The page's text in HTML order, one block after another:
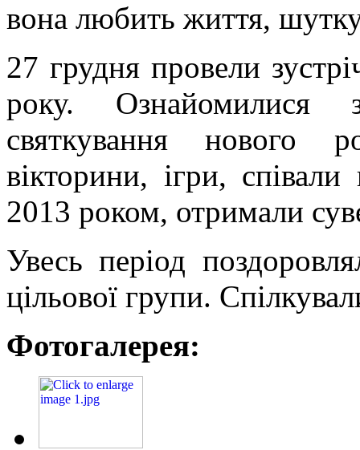
вона любить життя,
27 грудня провели
року. Ознайомилися
святкування нового
вікторини, ігри,
2013 роком, отримали
Увесь період
цільової групи.
Фотогалерея: